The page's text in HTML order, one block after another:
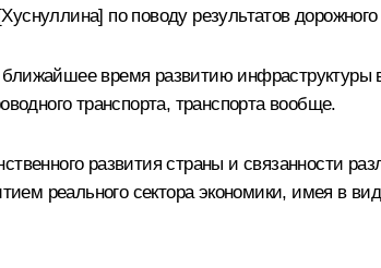
по поводу результатов дорожного
время развитию инфраструктуры
транспорта, транспорта вообще.
развития страны и связанности
реального сектора экономики, имея в